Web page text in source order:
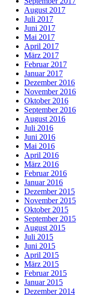
August 2017
Juli 2017
Juni 2017
Mai 2017
April 2017
März 2017
Februar 2017
Januar 2017
Dezember 2016
November 2016
Oktober 2016
September 2016
August 2016
Juli 2016
Juni 2016
Mai 2016
April 2016
März 2016
Februar 2016
Januar 2016
Dezember 2015
November 2015
Oktober 2015
September 2015
August 2015
Juli 2015
Juni 2015
April 2015
März 2015
Februar 2015
Januar 2015
Dezember 2014